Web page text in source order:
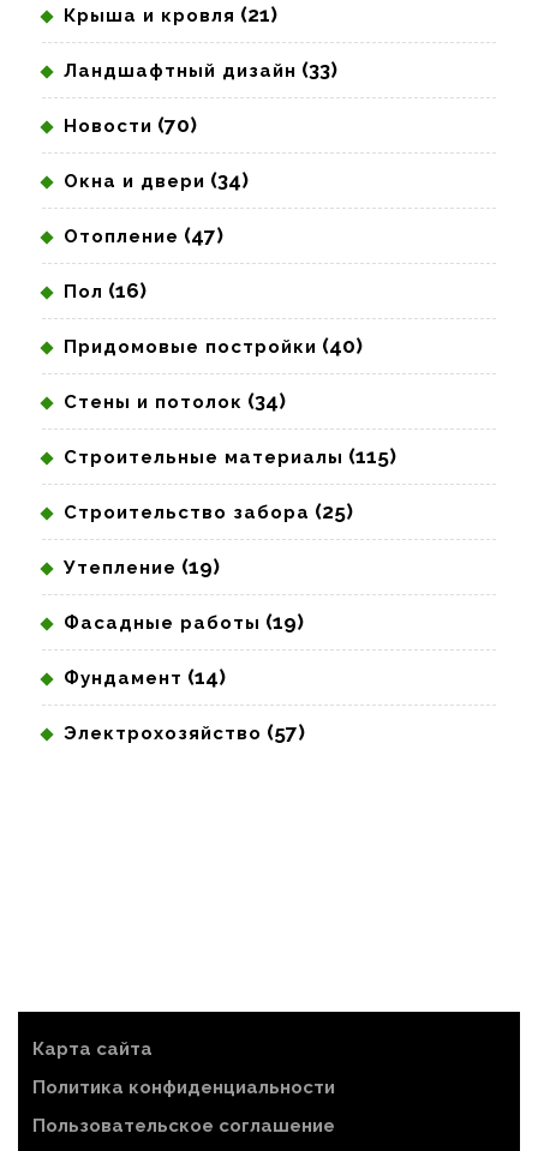
Крыша и кровля (21)
Ландшафтный дизайн (33)
Новости (70)
Окна и двери (34)
Отопление (47)
Пол (16)
Придомовые постройки (40)
Стены и потолок (34)
Строительные материалы (115)
Строительство забора (25)
Утепление (19)
Фасадные работы (19)
Фундамент (14)
Электрохозяйство (57)
Карта сайта
Политика конфиденциальности
Пользовательское соглашение